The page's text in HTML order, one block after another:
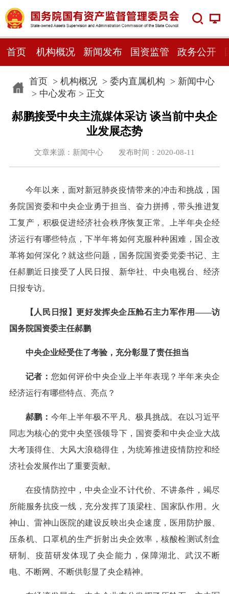
首页 机构概况 新闻发布 国资监管 政务公开
首页> 机构概况> 委内直属机构 > 新闻中心
> 中心发布> 正文
郝鹏接受中央主流媒体采访 谈当前中央企
业发展态势
文章来源：新闻中心 发布时间：2020-08-11
今年以来，面对新冠肺炎疫情带来的冲击和挑战，国
务院国资委和中央企业勇于担当、奋力拼搏，带头推进复
工复产，积极促进经济社会秩序恢复正常。上半年央企经
济运行有哪些特点，下半年将如何克服种种困难，国企改
革将如何深化？就这些问题，国务院国资委党委书记、主
任郝鹏近日接受了人民日报、新华社、中央电视台、经济
日报专访。
【人民日报】更好发挥央企压舱石主力军作用——访
国务院国资委主任郝鹏
中央企业经受住了考验，充分彰显了责任担当
记者： 您如何评价中央企业上半年表现？半年来央企
经济运行有哪些特点、亮点？
郝鹏： 今年上半年极不平凡、极具挑战。在以习近平
同志为核心的党中央坚强领导下，国资委和中央企业大战
大考顶得住、大风大浪稳得住，为统筹推进疫情防控和经
济社会发展作出了重要贡献。
在疫情防控中，中央企业不计代价、不讲条件，竭尽
所能服务抗疫一线，充分发挥了顶梁柱、国家队作用。火
神山、雷神山医院的建设反映出央企速度，医用防护服、
压条机、口罩机的生产折射出央企效率，核酸检测试剂盒
研制、疫苗研发体现了央企能力，保障湖北、武汉不断
电、不断网、不断供彰显了央企精神。